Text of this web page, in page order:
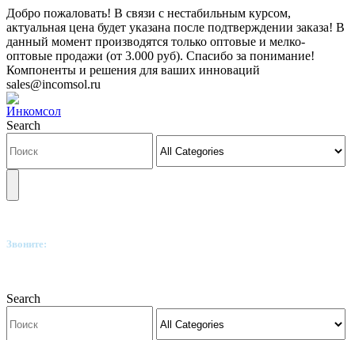
Добро пожаловать! В связи с нестабильным курсом,
актуальная цена будет указана после подтверждении заказа! В
данный момент производятся только оптовые и мелко-
оптовые продажи (от 3.000 руб). Спасибо за понимание!
Компоненты и решения для ваших инноваций
sales@incomsol.ru
Search
Звоните:
Search